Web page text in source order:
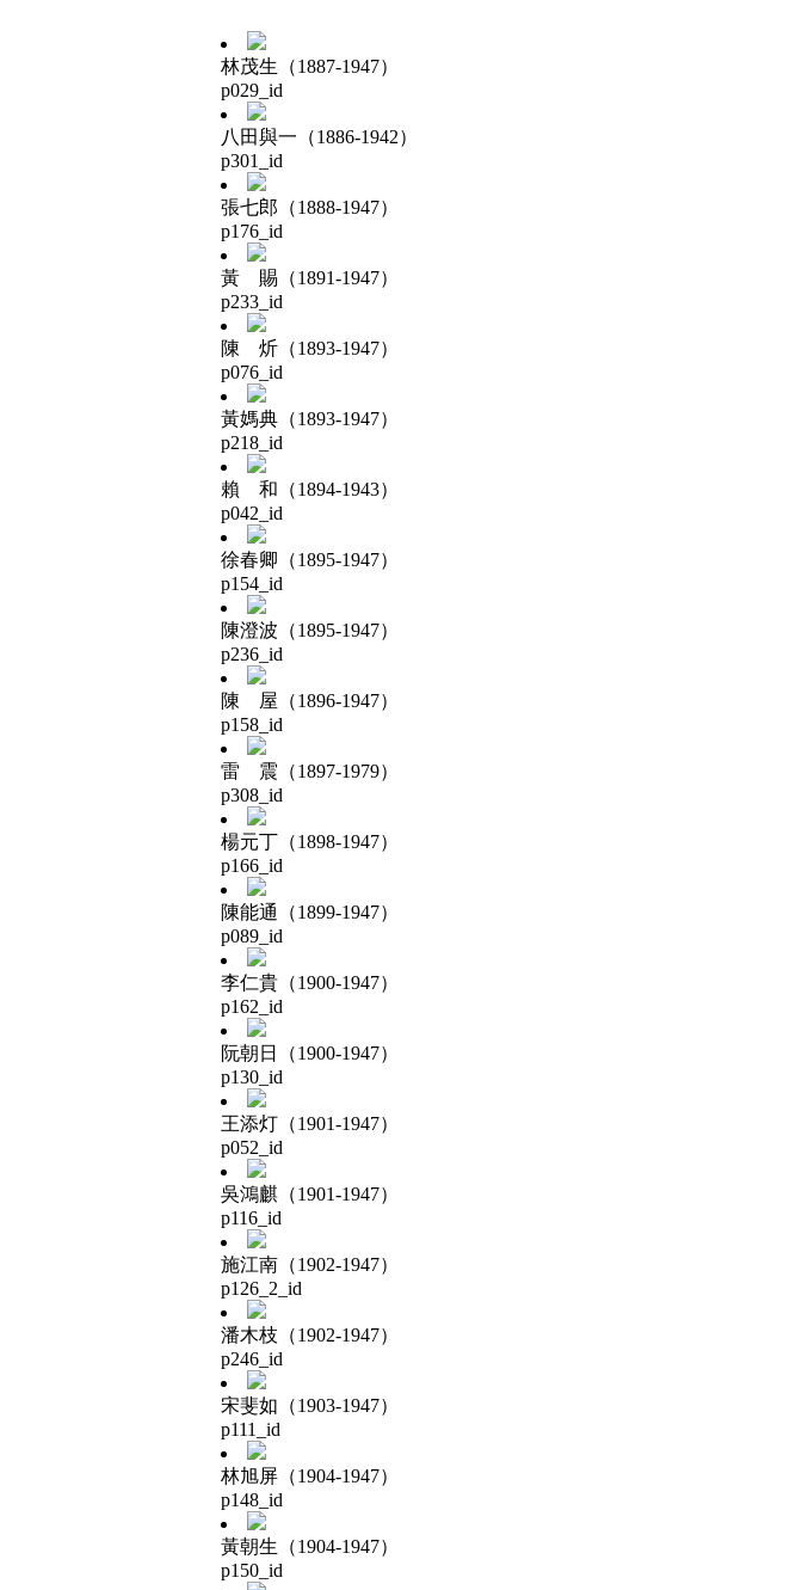
林茂生（1887-1947）
p029_id
八田與一（1886-1942）
p301_id
張七郎（1888-1947）
p176_id
黃 賜（1891-1947）
p233_id
陳 炘（1893-1947）
p076_id
黃媽典（1893-1947）
p218_id
賴 和（1894-1943）
p042_id
徐春卿（1895-1947）
p154_id
陳澄波（1895-1947）
p236_id
陳 屋（1896-1947）
p158_id
雷 震（1897-1979）
p308_id
楊元丁（1898-1947）
p166_id
陳能通（1899-1947）
p089_id
李仁貴（1900-1947）
p162_id
阮朝日（1900-1947）
p130_id
王添灯（1901-1947）
p052_id
吳鴻麒（1901-1947）
p116_id
施江南（1902-1947）
p126_2_id
潘木枝（1902-1947）
p246_id
宋斐如（1903-1947）
p111_id
林旭屏（1904-1947）
p148_id
黃朝生（1904-1947）
p150_id